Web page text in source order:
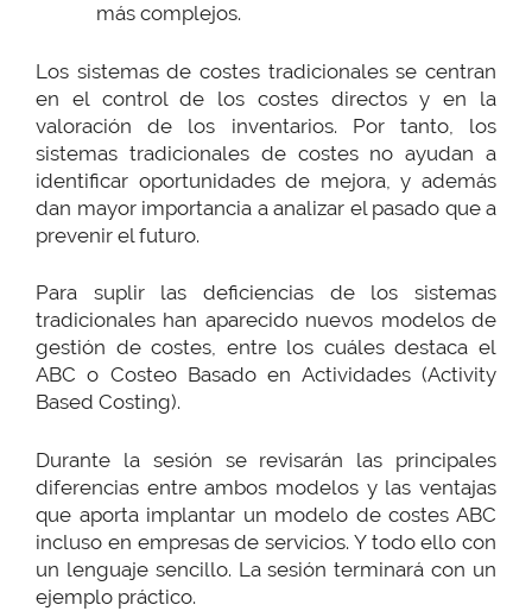
más complejos.
Los sistemas de costes tradicionales se centran
en el control de los costes directos y en la
valoración de los inventarios. Por tanto, los
sistemas tradicionales de costes no ayudan a
identificar oportunidades de mejora, y además
dan mayor importancia a analizar el pasado que a
prevenir el futuro.
Para suplir las deficiencias de los sistemas
tradicionales han aparecido nuevos modelos de
gestión de costes, entre los cuáles destaca el
ABC o Costeo Basado en Actividades (Activity
Based Costing).
Durante la sesión se revisarán las principales
diferencias entre ambos modelos y las ventajas
que aporta implantar un modelo de costes ABC
incluso en empresas de servicios. Y todo ello con
un lenguaje sencillo. La sesión terminará con un
ejemplo práctico.